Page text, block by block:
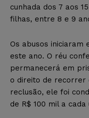
cunhada dos 7 aos
filhas, entre 8 e 9
Os abusos iniciaram
este ano. O réu
permanecerá em
o direito de recorrer
reclusão, ele foi
de R$ 100 mil a